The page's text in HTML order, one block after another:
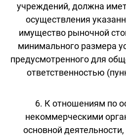
учреждений, должна
осуществления
имущество рыночной
минимального размера
предусмотренного для
ответственностью
6. К отношениям по
некоммерческими
основной